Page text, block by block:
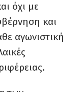
όχι με
και
αγωνιστική